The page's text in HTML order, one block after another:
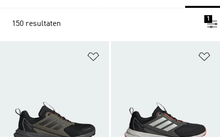
150 resultaten
1